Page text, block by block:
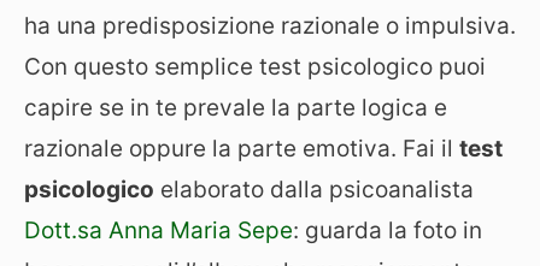
ha una predisposizione razionale o impulsiva.
Con questo semplice test psicologico puoi
capire se in te prevale la parte logica e
razionale oppure la parte emotiva. Fai il test
psicologico elaborato dalla psicoanalista
Dott.sa Anna Maria Sepe: guarda la foto in